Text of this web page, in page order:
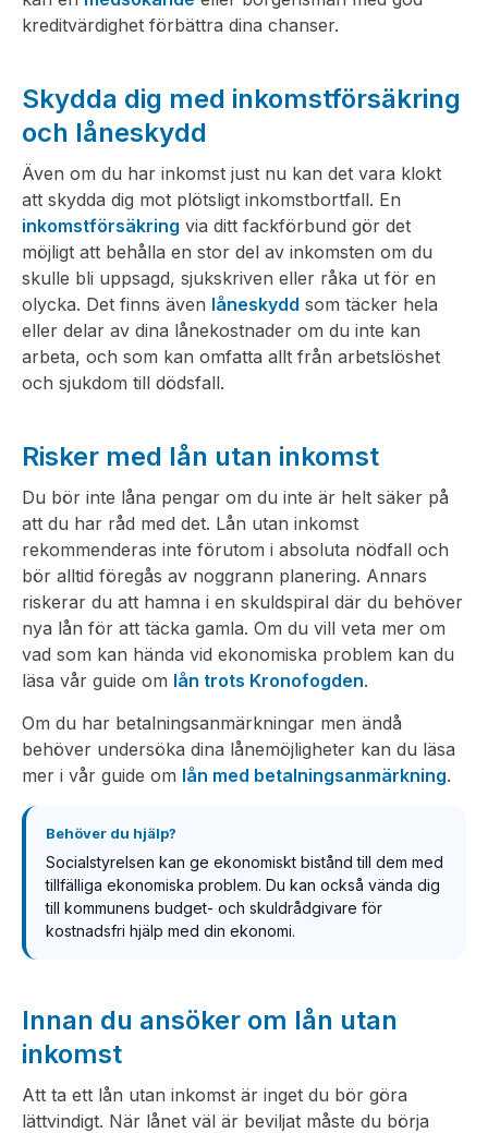
kreditvärdighet förbättra dina chanser.
Skydda dig med inkomstförsäkring
och låneskydd
Även om du har inkomst just nu kan det vara klokt
att skydda dig mot plötsligt inkomstbortfall. En
inkomstförsäkring via ditt fackförbund gör det
möjligt att behålla en stor del av inkomsten om du
skulle bli uppsagd, sjukskriven eller råka ut för en
olycka. Det finns även låneskydd som täcker hela
eller delar av dina lånekostnader om du inte kan
arbeta, och som kan omfatta allt från arbetslöshet
och sjukdom till dödsfall.
Risker med lån utan inkomst
Du bör inte låna pengar om du inte är helt säker på
att du har råd med det. Lån utan inkomst
rekommenderas inte förutom i absoluta nödfall och
bör alltid föregås av noggrann planering. Annars
riskerar du att hamna i en skuldspiral där du behöver
nya lån för att täcka gamla. Om du vill veta mer om
vad som kan hända vid ekonomiska problem kan du
läsa vår guide om lån trots Kronofogden.
Om du har betalningsanmärkningar men ändå
behöver undersöka dina lånemöjligheter kan du läsa
mer i vår guide om lån med betalningsanmärkning.
Behöver du hjälp?
Socialstyrelsen kan ge ekonomiskt bistånd till dem med
tillfälliga ekonomiska problem. Du kan också vända dig
till kommunens budget- och skuldrådgivare för
kostnadsfri hjälp med din ekonomi.
Innan du ansöker om lån utan
inkomst
Att ta ett lån utan inkomst är inget du bör göra
lättvindigt. När lånet väl är beviljat måste du börja